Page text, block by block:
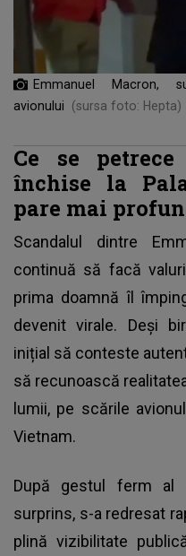
Emmanuel Macron,
avionului
(sursa foto: Hepta)
Ce se
închise la
pare mai
Scandalul dintre
continuă să facă
prima doamnă îl
devenit virale. Deși
inițial să conteste
să recunoască
lumii, pe scările
Vietnam.
După gestul ferm al
surprins, s-a redresat
plină vizibilitate